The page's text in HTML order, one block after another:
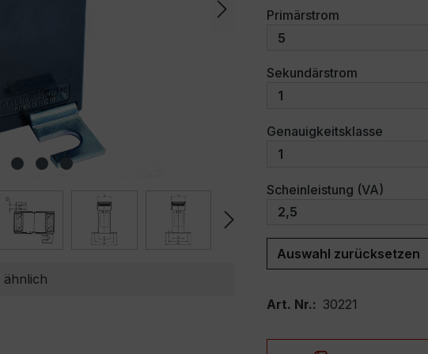
ähnlich
Primärstrom
Sekundärstrom
Genauigkeitsklasse
Scheinleistung (VA)
Auswahl zurücksetzen
Art. Nr.: 30221